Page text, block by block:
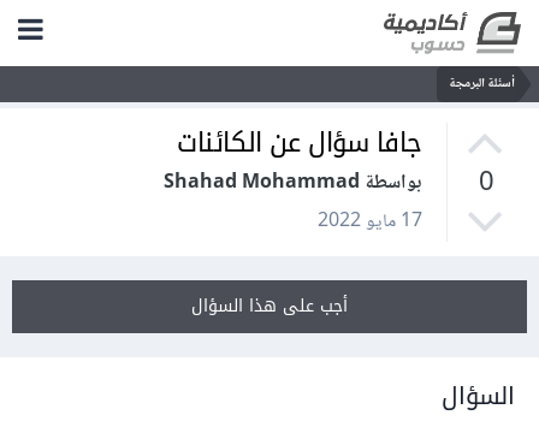
أسئلة البرمجة
0
جافا سؤال عن الكائنات
بواسطة Shahad Mohammad
17 مايو 2022
أجب على هذا السؤال
السؤال